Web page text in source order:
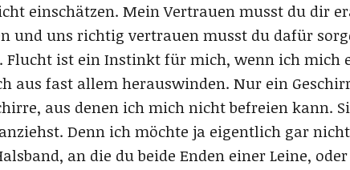
einschätzen. Mein Vertrauen musst du dir
und uns richtig vertrauen musst du dafür
Flucht ist ein Instinkt für mich, wenn ich mich
aus fast allem herauswinden. Nur ein
aus denen ich mich nicht befreien kann.
Denn ich möchte ja eigentlich gar
an die du beide Enden einer Leine,